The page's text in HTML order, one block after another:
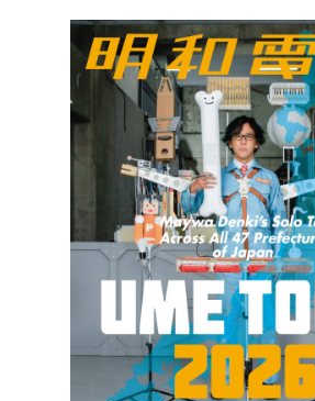
WEBマガジン
施設を使いたい
公演をみたい
ニュースリリース
スケジュール